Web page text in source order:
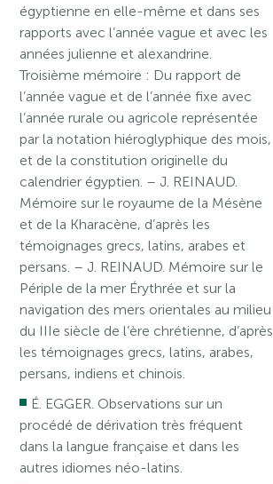
égyptienne en elle-même et dans ses
rapports avec l’année vague et avec les
années julienne et alexandrine.
Troisième mémoire : Du rapport de
l’année vague et de l’année fixe avec
l’année rurale ou agricole représentée
par la notation hiéroglyphique des mois,
et de la constitution originelle du
calendrier égyptien. – J. REINAUD.
Mémoire sur le royaume de la Mésène
et de la Kharacène, d’après les
témoignages grecs, latins, arabes et
persans. – J. REINAUD. Mémoire sur le
Périple de la mer Érythrée et sur la
navigation des mers orientales au milieu
du IIIe siècle de l’ère chrétienne, d’après
les témoignages grecs, latins, arabes,
persans, indiens et chinois.
É. EGGER. Observations sur un
procédé de dérivation très fréquent
dans la langue française et dans les
autres idiomes néo-latins.